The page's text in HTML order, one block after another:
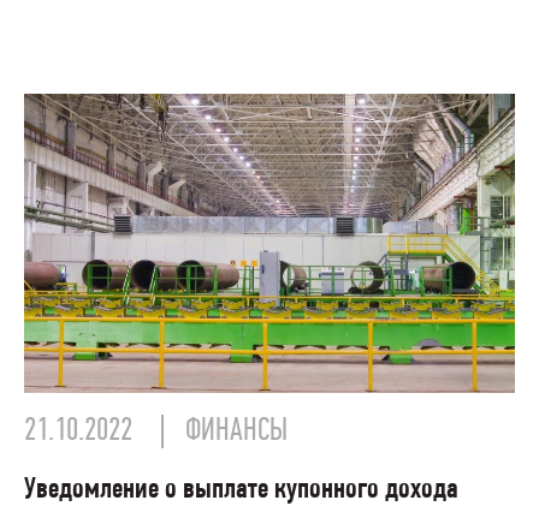
21.10.2022 ФИНАНСЫ
Уведомление о выплате купонного дохода